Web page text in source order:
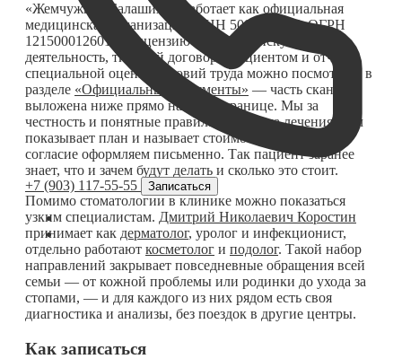
+7 (903) 117-55-55 Записаться
«Жемчужина Балашихи» работает как официальная
медицинская организация: ИНН 5001142825, ОГРН
1215000126010. Лицензию на медицинскую
деятельность, типовой договор с пациентом и отчёт о
специальной оценке условий труда можно посмотреть в
разделе «Официальные документы» — часть сканов
выложена ниже прямо на этой странице. Мы за
честность и понятные правила: до начала лечения врач
показывает план и называет стоимость, а договор и
согласие оформляем письменно. Так пациент заранее
знает, что и зачем будут делать и сколько это стоит.
Помимо стоматологии в клинике можно показаться
узким специалистам. Дмитрий Николаевич Коростин
принимает как дерматолог, уролог и инфекционист,
отдельно работают косметолог и подолог. Такой набор
направлений закрывает повседневные обращения всей
семьи — от кожной проблемы или родинки до ухода за
стопами, — и для каждого из них рядом есть своя
диагностика и анализы, без поездок в другие центры.
Как записаться